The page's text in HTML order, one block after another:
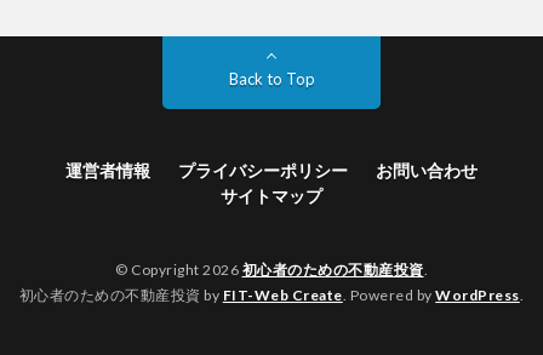
Back to Top
運営者情報 プライバシーポリシー
お問い合わせ
サイトマップ
© Copyright 2026 初心者のための不動産投資
初心者のための不動産投資 by FIT-Web Create . Powered byWordPress